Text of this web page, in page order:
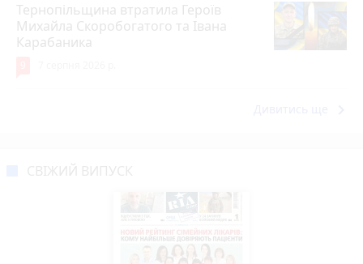
Тернопільщина втратила Героїв
Михайла Скоробогатого та Івана
Карабаника